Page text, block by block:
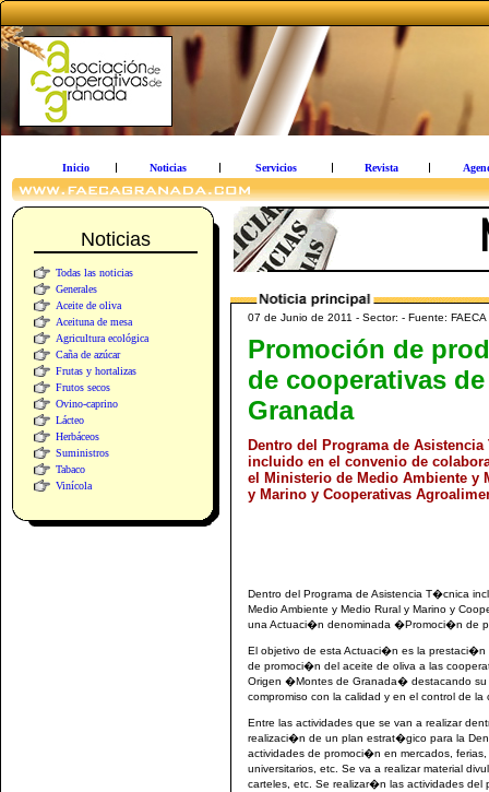
Inicio Noticias Servicios Revista
Noticias
Todas las noticias
Generales
Aceite de oliva
Aceituna de mesa
Agricultura ecológica
Caña de azúcar
Frutas y hortalizas
Frutos secos
Ovino-caprino
Lácteo
Herbáceos
Suministros
Tabaco
Vinícola
07 de Junio de 2011 - Sector: - Fuente: FAECA
Promoción de
de cooperativas de
Granada
Dentro del Programa de Asistencia
incluido en el convenio de
el Ministerio de Medio Ambiente y
y Marino y Cooperativas
Dentro del Programa de Asistencia T�cnica
Medio Ambiente y Medio Rural y Marino y
una Actuaci�n denominada �Promoci�n de
El objetivo de esta Actuaci�n es la
de promoci�n del aceite de oliva a las
Origen �Montes de Granada� destacando
compromiso con la calidad y en el control de
Entre las actividades que se van a realizar
realizaci�n de un plan estrat�gico para la
actividades de promoci�n en mercados,
universitarios, etc. Se va a realizar material
carteles, etc. Se realizar�n las actividades